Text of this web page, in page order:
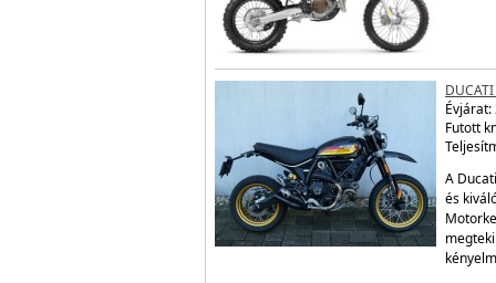
DUCATI
Évjárat:
Futott
A
és